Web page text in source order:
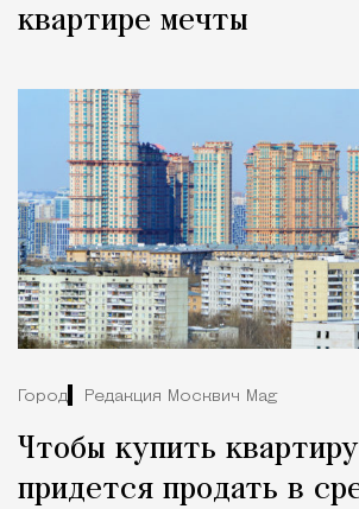
квартире мечты
Город Редакция Москвич Mag
Чтобы купить
придется продать в